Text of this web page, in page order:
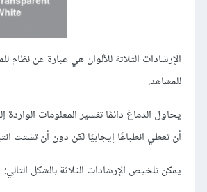
الإرشادات الثلاثة للألوان هي عبارة عن نظام
للمشاهد.
يحاول الدماغ دائمًا تفسير المعلومات
أن تعطي انطباعًا إيجابيًا لكن دون أن تشتت
يمكن تلخيص الإرشادات الثلاثة بالشكل التالي: